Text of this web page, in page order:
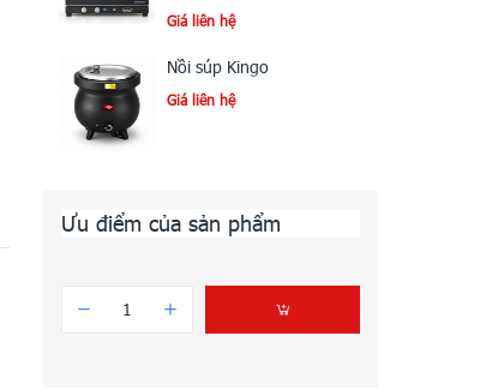
Giá liên hệ
Nồi súp Kingo
Giá liên hệ
Ưu điểm của sản phẩm